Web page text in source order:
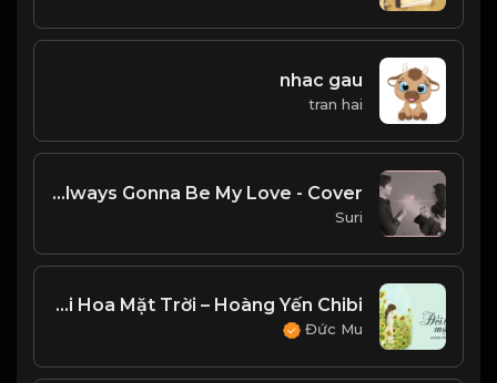
nhac gau
tran hai
You'll Always Gonna Be My Love - Cover
Suri
Đồi Hoa Mặt Trời – Hoàng Yến Chibi
Đức Mu